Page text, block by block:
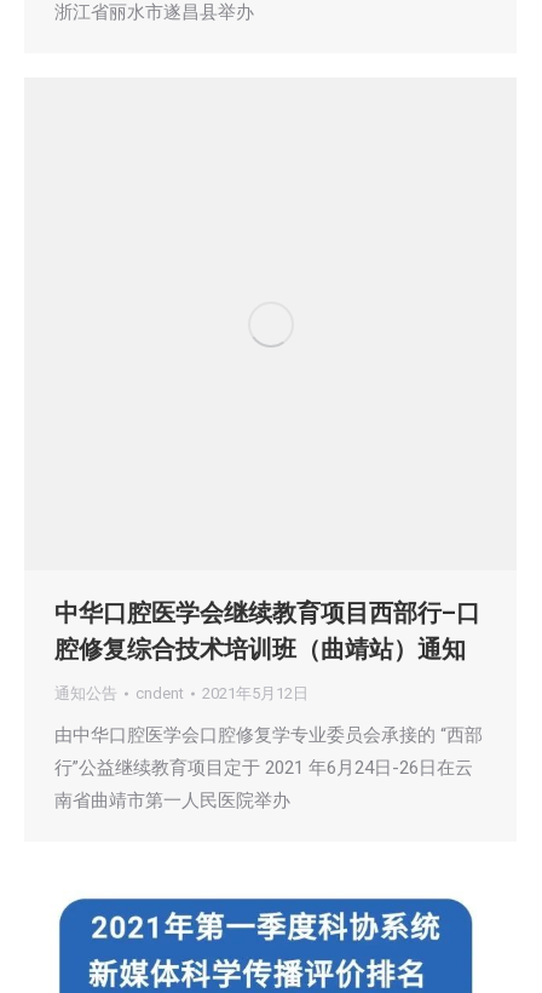
浙江省丽水市遂昌县举办
中华口腔医学会继续教育项目西部行–口
腔修复综合技术培训班（曲靖站）通知
通知公告 cndent 2021年5月12日
由中华口腔医学会口腔修复学专业委员会承接的 “西部
行”公益继续教育项目定于 2021 年6月24日-26日在云
南省曲靖市第一人民医院举办